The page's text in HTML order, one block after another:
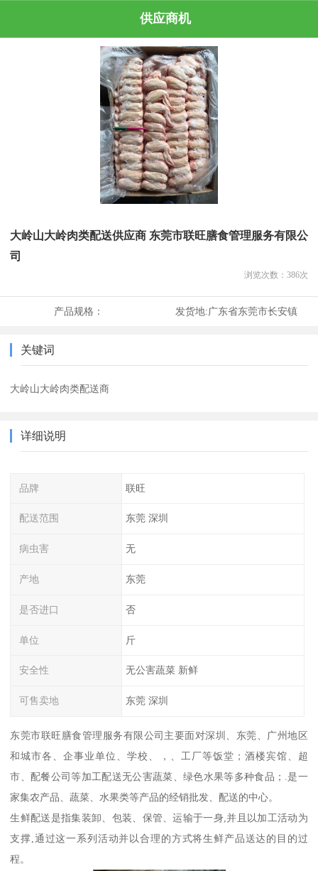
供应商机
大岭山大岭肉类配送供应商 东莞市联旺膳食管理服务有限公
司
浏览次数： 386次
产品规格： 发货地:广东省东莞市长安镇
关键词
大岭山大岭肉类配送商
详细说明
品牌 联旺
配送范围 东莞 深圳
病虫害 无
产地 东莞
是否进口 否
单位 斤
安全性 无公害蔬菜 新鲜
可售卖地 东莞 深圳
东莞市联旺膳食管理服务有限公司主要面对深圳、东莞、广州地区
和城市各、企事业单位、学校、，、工厂等饭堂；酒楼宾馆、超
市、配餐公司等加工配送无公害蔬菜、绿色水果等多种食品；.是一
家集农产品、蔬菜、水果类等产品的经销批发、配送的中心。
生鲜配送是指集装卸、包装、保管、运输于一身,并且以加工活动为
支撑,通过这一系列活动并以合理的方式将生鲜产品送达的目的过
程。